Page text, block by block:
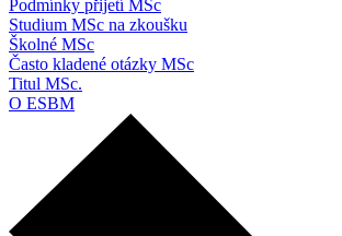
Podmínky přijetí MSc
Studium MSc na zkoušku
Školné MSc
Často kladené otázky MSc
Titul MSc.
O ESBM